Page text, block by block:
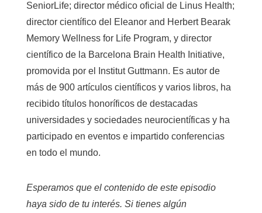
SeniorLife; director médico oficial de Linus Health;
director científico del Eleanor and Herbert Bearak
Memory Wellness for Life Program, y director
científico de la Barcelona Brain Health Initiative,
promovida por el Institut Guttmann. Es autor de
más de 900 artículos científicos y varios libros, ha
recibido títulos honoríficos de destacadas
universidades y sociedades neurocientíficas y ha
participado en eventos e impartido conferencias
en todo el mundo.
Esperamos que el contenido de este episodio
haya sido de tu interés. Si tienes algún